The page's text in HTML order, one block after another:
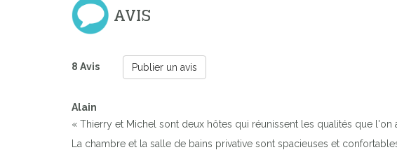
AVIS
8 Avis Publier un avis
Alain
« Thierry et Michel sont deux hôtes qui réunissent les qualités que
La chambre et la salle de bains privative sont spacieuses et